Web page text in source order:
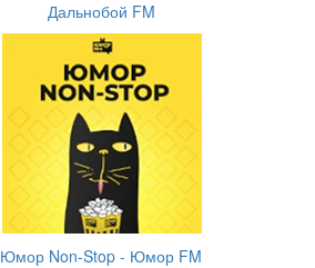
Дальнобой FM
Юмор Non-Stop - Юмор FM